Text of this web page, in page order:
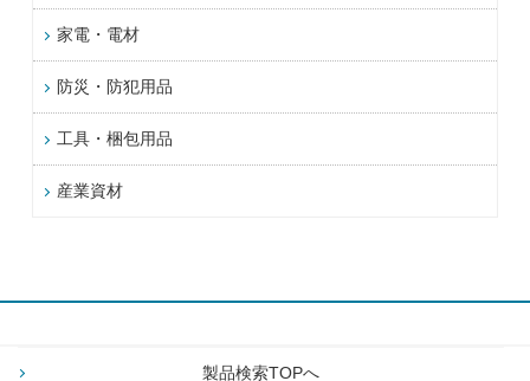
家電・電材
防災・防犯用品
工具・梱包用品
産業資材
製品検索TOPへ